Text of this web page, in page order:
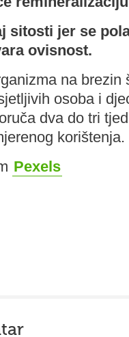
sitosti jer se
ovisnost.
na brezin
osoba i
dva do tri
korištenja.
Pexels